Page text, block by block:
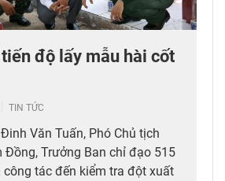
độ lấy mẫu hài cốt
TIN TỨC
Văn Tuấn, Phó Chủ tịch
Đồng, Trưởng Ban chỉ đạo 515
tác đến kiểm tra đột xuất